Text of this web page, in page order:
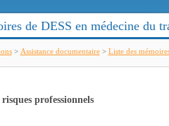
de DESS en médecine du
> Assistance documentaire > Liste des
professionnels